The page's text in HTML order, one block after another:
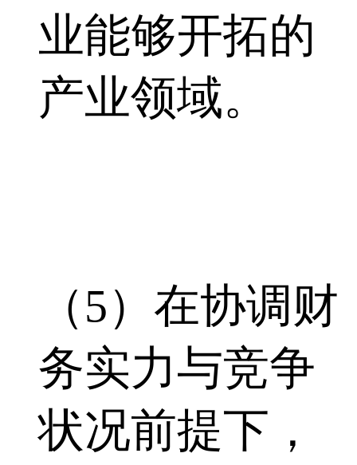
业能够开拓的
产业领域。
（5）在协调财
务实力与竞争
状况前提下，